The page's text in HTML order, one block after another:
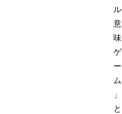
ル
意
味
ゲ
ー
ム
」
と